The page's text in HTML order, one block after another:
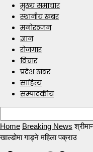
मुख्य समाचार
स्थानीय खबर
मनोरञ्जन
ज्ञान
रोजगार
विचार
प्रदेश खबर
साहित्य
सम्पादकीय
Home Breaking News
खाल्डोमा गाड्ने महिला पक्राउ